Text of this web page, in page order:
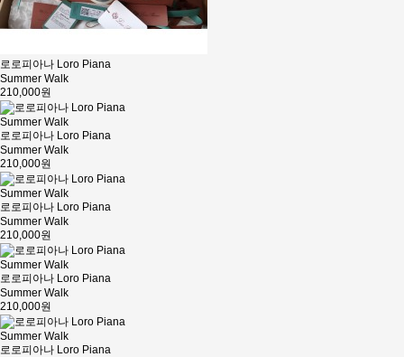
로로피아나 Loro Piana
Summer Walk
210,000원
로로피아나 Loro Piana
Summer Walk
210,000원
로로피아나 Loro Piana
Summer Walk
210,000원
로로피아나 Loro Piana
Summer Walk
210,000원
로로피아나 Loro Piana